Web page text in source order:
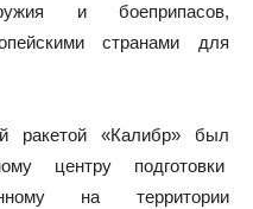
и боеприпасов,
странами для
ракетой «Калибр» был
центру подготовки
на территории